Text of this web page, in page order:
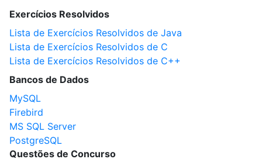
Exercícios Resolvidos
Lista de Exercícios Resolvidos de Java
Lista de Exercícios Resolvidos de C
Lista de Exercícios Resolvidos de C++
Bancos de Dados
MySQL
Firebird
MS SQL Server
PostgreSQL
Questões de Concurso